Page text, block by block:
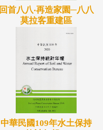
回首八八‧再造家園─八八
莫拉客重建區
中華民國109年水土保持